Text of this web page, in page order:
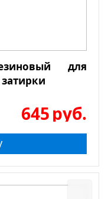
для
645руб.